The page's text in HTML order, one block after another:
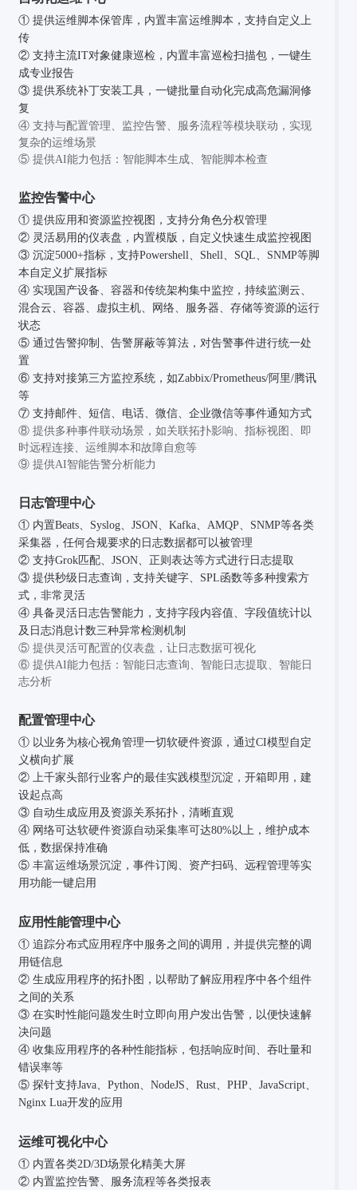
① 提供运维脚本保管库，内置丰富运维脚本，支持自定义上
传
② 支持主流IT对象健康巡检，内置丰富巡检扫描包，一键生
成专业报告
③ 提供系统补丁安装工具，一键批量自动化完成高危漏洞修
复
④ 支持与配置管理、监控告警、服务流程等模块联动，实现
复杂的运维场景
⑤ 提供AI能力包括：智能脚本生成、智能脚本检查
监控告警中心
① 提供应用和资源监控视图，支持分角色分权管理
② 灵活易用的仪表盘，内置模版，自定义快速生成监控视图
③ 沉淀5000+指标，支持Powershell、Shell、SQL、SNMP等脚
本自定义扩展指标
④ 实现国产设备、容器和传统架构集中监控，持续监测云、
混合云、容器、虚拟主机、网络、服务器、存储等资源的运行
状态
⑤ 通过告警抑制、告警屏蔽等算法，对告警事件进行统一处
置
⑥ 支持对接第三方监控系统，如Zabbix/Prometheus/阿里/腾讯
等
⑦ 支持邮件、短信、电话、微信、企业微信等事件通知方式
⑧ 提供多种事件联动场景，如关联拓扑影响、指标视图、即
时远程连接、运维脚本和故障自愈等
⑨ 提供AI智能告警分析能力
日志管理中心
① 内置Beats、Syslog、JSON、Kafka、AMQP、SNMP等各类
采集器，任何合规要求的日志数据都可以被管理
② 支持Grok匹配、JSON、正则表达等方式进行日志提取
③ 提供秒级日志查询，支持关键字、SPL函数等多种搜索方
式，非常灵活
④ 具备灵活日志告警能力，支持字段内容值、字段值统计以
及日志消息计数三种异常检测机制
⑤ 提供灵活可配置的仪表盘，让日志数据可视化
⑥ 提供AI能力包括：智能日志查询、智能日志提取、智能日
志分析
配置管理中心
① 以业务为核心视角管理一切软硬件资源，通过CI模型自定
义横向扩展
② 上千家头部行业客户的最佳实践模型沉淀，开箱即用，建
设起点高
③ 自动生成应用及资源关系拓扑，清晰直观
④ 网络可达软硬件资源自动采集率可达80%以上，维护成本
低，数据保持准确
⑤ 丰富运维场景沉淀，事件订阅、资产扫码、远程管理等实
用功能一键启用
应用性能管理中心
① 追踪分布式应用程序中服务之间的调用，并提供完整的调
用链信息
② 生成应用程序的拓扑图，以帮助了解应用程序中各个组件
之间的关系
③ 在实时性能问题发生时立即向用户发出告警，以便快速解
决问题
④ 收集应用程序的各种性能指标，包括响应时间、吞吐量和
错误率等
⑤ 探针支持Java、Python、NodeJS、Rust、PHP、JavaScript、
Nginx Lua开发的应用
运维可视化中心
① 内置各类2D/3D场景化精美大屏
② 内置监控告警、服务流程等各类报表